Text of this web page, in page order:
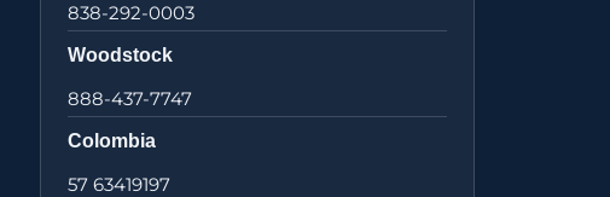
838-292-0003
Woodstock
888-437-7747
Colombia
57 63419197